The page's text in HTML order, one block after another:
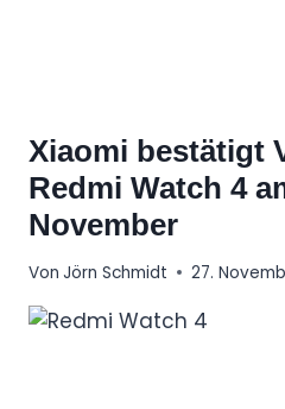
Xiaomi bestätigt
Redmi Watch 4
November
Von Jörn Schmidt 27.